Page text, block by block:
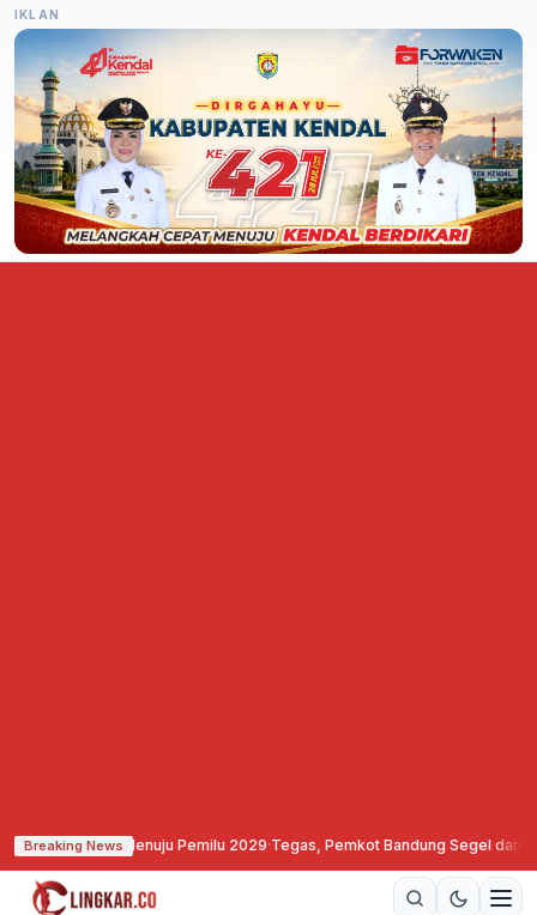
IKLAN
Breaking News
Menuju Pemilu 2029·Tegas, Pemkot Bandung Segel dan Bekukan